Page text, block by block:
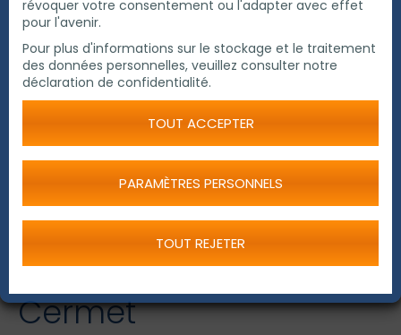
Exact Lame de scie Cermet 140
Exact Lame de scie
Cermet
révoquer votre consentement ou l'adapter avec effet
pour l'avenir.
Pour plus d'informations sur le stockage et le traitement
des données personnelles, veuillez consulter notre
déclaration de confidentialité.
TOUT ACCEPTER
PARAMÈTRES PERSONNELS
TOUT REJETER